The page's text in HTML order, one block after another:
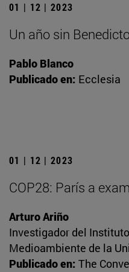
01 | 12 | 2023
Un año sin
Pablo Blanco
Publicado en: Ecclesia
01 | 12 | 2023
COP28: París a
Arturo Ariño
Investigador del
Medioambiente de la
Publicado en: The